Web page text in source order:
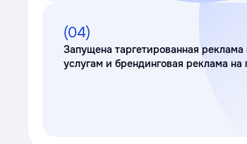
(04)
Запущена таргетированная
услугам и брендинговая реклама